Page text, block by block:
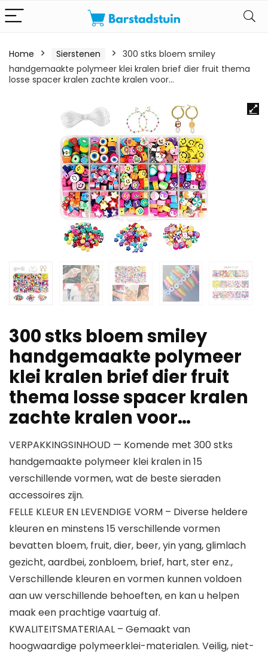
Home Sierstenen
300 stks bloem smiley
handgemaakte polymeer klei kralen brief dier fruit thema
losse spacer kralen zachte kralen voor…
300 stks bloem smiley
handgemaakte polymeer
klei kralen brief dier fruit
thema losse spacer kralen
zachte kralen voor…
VERPAKKINGSINHOUD — Komende met 300 stks
handgemaakte polymeer klei kralen in 15
verschillende vormen, wat de beste sieraden
accessoires zijn.
FELLE KLEUR EN LEVENDIGE VORM – Diverse heldere
kleuren en minstens 15 verschillende vormen
bevatten bloem, fruit, dier, beer, yin yang, glimlach
gezicht, aardbei, zonbloem, brief, hart, ster enz.,
Verschillende kleuren en vormen kunnen voldoen
aan uw verschillende behoeften, en kan u helpen
maak een prachtige vaartuig af.
KWALITEITSMATERIAAL – Gemaakt van
hoogwaardige polymeerklei-materialen. Veilig, niet-